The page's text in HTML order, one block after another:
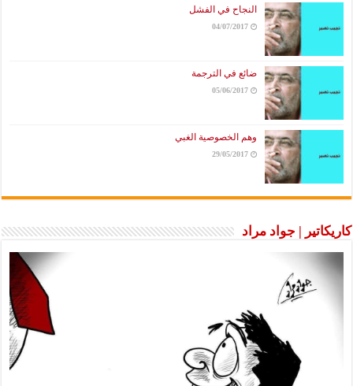
النجاح في الفشل
04/07/2017
ضائع في الترجمة
05/06/2017
وهم الخصوصية الغبي
29/05/2017
كاريكاتير | جواد مراد